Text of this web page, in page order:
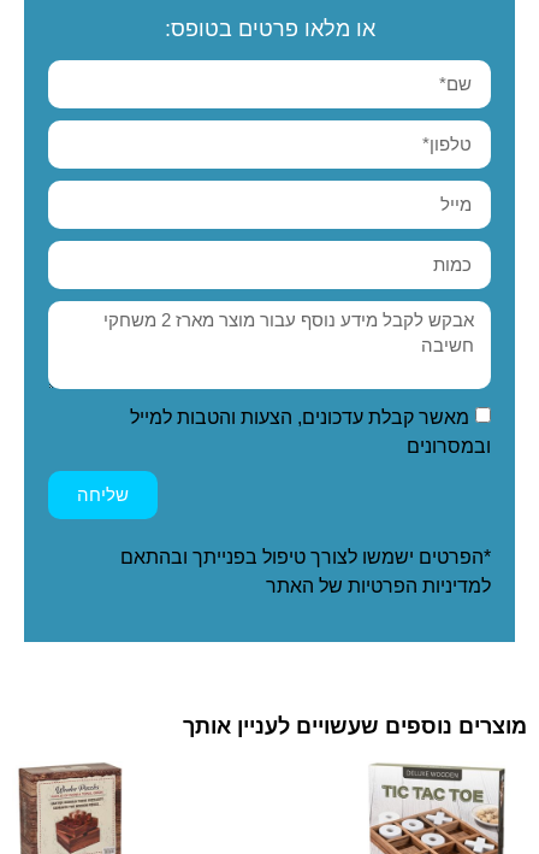
או מלאו פרטים בטופס:
מאשר קבלת עדכונים, הצעות והטבות למייל
ובמסרונים
שליחה
*הפרטים ישמשו לצורך טיפול בפנייתך ובהתאם
למדיניות הפרטיות של האתר
מוצרים נוספים שעשויים לעניין אותך